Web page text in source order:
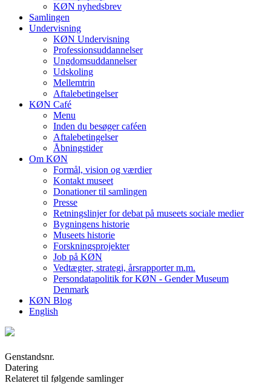
KØN nyhedsbrev
Samlingen
Undervisning
KØN Undervisning
Professionsuddannelser
Ungdomsuddannelser
Udskoling
Mellemtrin
Aftalebetingelser
KØN Café
Menu
Inden du besøger caféen
Aftalebetingelser
Åbningstider
Om KØN
Formål, vision og værdier
Kontakt museet
Donationer til samlingen
Presse
Retningslinjer for debat på museets sociale medier
Bygningens historie
Museets historie
Forskningsprojekter
Job på KØN
Vedtægter, strategi, årsrapporter m.m.
Persondatapolitik for KØN - Gender Museum
Denmark
KØN Blog
English
Genstandsnr.
Datering
Relateret til følgende samlinger